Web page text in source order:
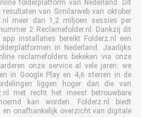
folderplatform van Nederland. Dit
van Similarweb van oktober
meer dan 1,2 miljoen sessies per
2 Reclamefolder.nl. Dankzij dit
installaties bereikt Folderz.nl een
in Nederland. Jaarlijks
reclamefolders bekeken via onze
onze service al vele jaren: we
in Google Play en 4,6 sterren in de
liggen hoger dan die van
met recht het meest betrouwbare
kan worden. Folderz.nl biedt
onafhankelijk overzicht van digitale